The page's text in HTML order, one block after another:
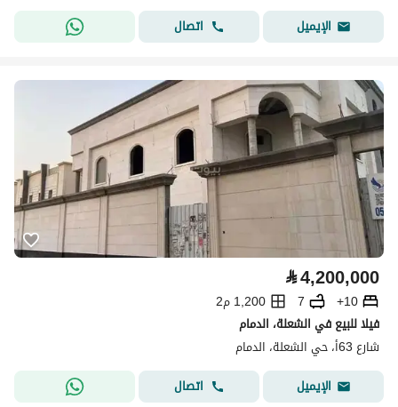
الإيميل
اتصال
⃁4,200,000
10+
7
1,200 م2
فيلا للبيع في الشعلة، الدمام
شارع 63أ، حي الشعلة، الدمام
الإيميل
اتصال